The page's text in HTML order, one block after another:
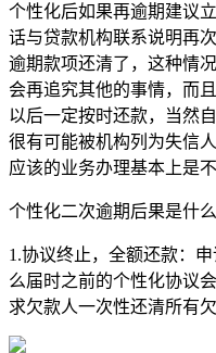
个性化后如果再逾期建议
话与贷款机构联系说明再
逾期款项还清了，这种情
会再追究其他的事情，而
以后一定按时还款，当然
很有可能被机构列为失信
应该的业务办理基本上是不
个性化二次逾期后果是什
1.协议终止，全额还款：
么届时之前的个性化协议
求欠款人一次性还清所有欠